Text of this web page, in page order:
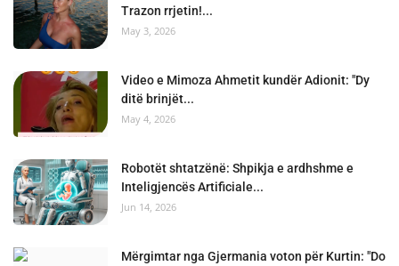
Trazon rrjetin!...
May 3, 2026
Video e Mimoza Ahmetit kundër Adionit: "Dy
ditë brinjët...
May 4, 2026
Robotët shtatzënë: Shpikja e ardhshme e
Inteligjencës Artificiale...
Jun 14, 2026
Mërgimtar nga Gjermania voton për Kurtin: "Do